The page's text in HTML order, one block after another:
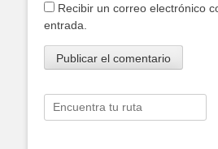
Recibir un correo electrónico
entrada.
Buscar: